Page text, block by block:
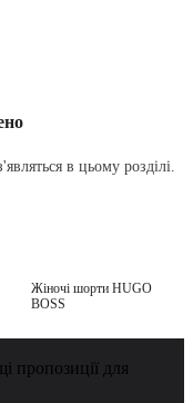
в цьому розділі.
Жіночі шорти HUGO
BOSS
пропозиції для